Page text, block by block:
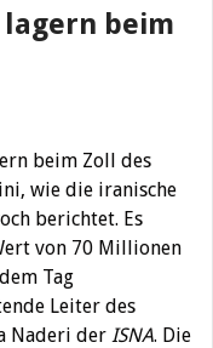
beim
beim Zoll des
wie die iranische
berichtet. Es
von 70 Millionen
Tag
Leiter des
Naderi der ISNA. Die